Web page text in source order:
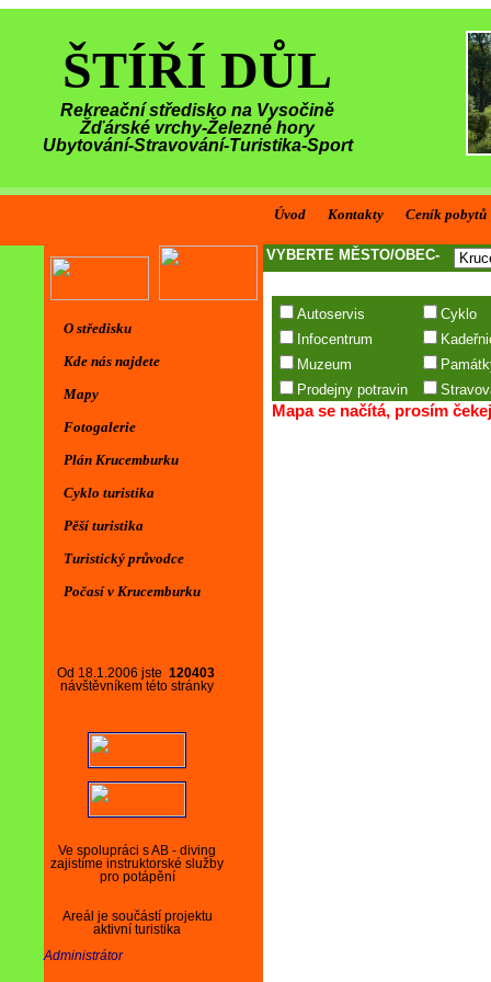
ŠTÍŘÍ DŮL
Rekreační středisko na Vysočině
Žďárské vrchy-Železné hory
Ubytování-Stravování-Turistika-Sport
Úvod Kontakty Ceník pobytů
Od 18.1.2006 jste 120403
návštěvníkem této stránky
Ve spolupráci s AB - diving
zajistíme instruktorské služby
pro potápění
Areál je součástí projektu
aktivní turistika
Administrátor
O středisku
Kde nás najdete
Mapy
Fotogalerie
Plán Krucemburku
Cyklo turistika
Pěší turistika
Turistický průvodce
Počasí v Krucemburku